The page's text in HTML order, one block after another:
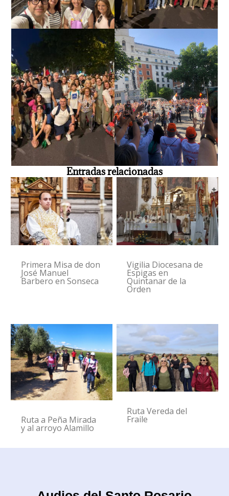
Entradas relacionadas
Primera Misa de don
José Manuel
Barbero en Sonseca
Vigilia Diocesana de
Espigas en
Quintanar de la
Orden
Ruta a Peña Mirada
y al arroyo Alamillo
Ruta Vereda del
Fraile